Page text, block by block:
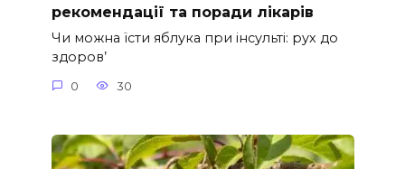
рекомендації та поради лікарів
Чи можна їсти яблука при інсульті: рух до
здоров’
0 30